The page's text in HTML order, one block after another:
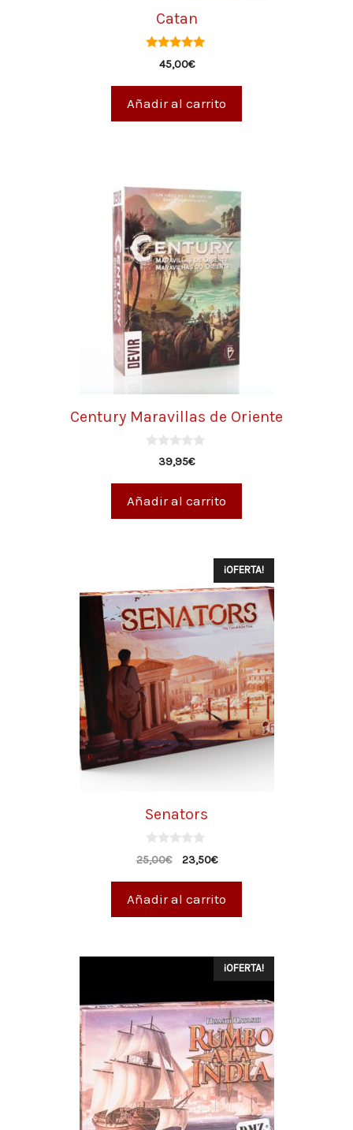
Catan
5.00
de 5
45,00€
Añadir al carrito
Century Maravillas de Oriente
39,95€
Añadir al carrito
¡OFERTA!
Senators
0
d
25,00€ 23,50€
Añadir al carrito
¡OFERTA!